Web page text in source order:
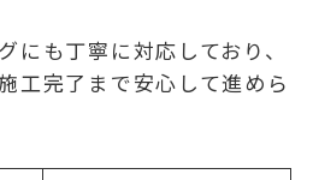
にも丁寧に対応しており、
工完了まで安心して進めら